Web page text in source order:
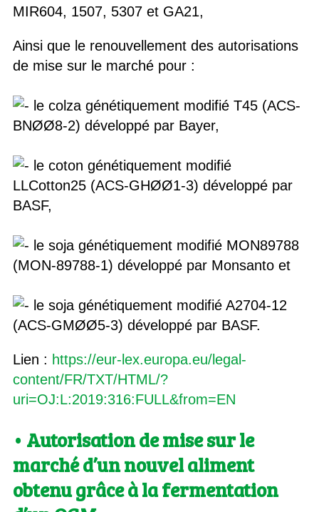
MIR604, 1507, 5307 et GA21,
Ainsi que le renouvellement des autorisations
de mise sur le marché pour :
le colza génétiquement modifié T45 (ACS-
BNØØ8-2) développé par Bayer,
le coton génétiquement modifié
LLCotton25 (ACS-GHØØ1-3) développé par
BASF,
le soja génétiquement modifié MON89788
(MON-89788-1) développé par Monsanto et
le soja génétiquement modifié A2704-12
(ACS-GMØØ5-3) développé par BASF.
Lien : https://eur-lex.europa.eu/legal-
content/FR/TXT/HTML/?
uri=OJ:L:2019:316:FULL&from=EN
• Autorisation de mise sur le
marché d’un nouvel aliment
obtenu grâce à la fermentation